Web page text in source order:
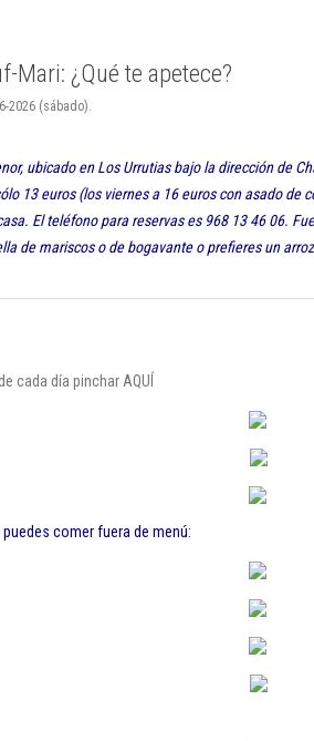
Mari: ¿Qué te apetece?
2026 (sábado).
ubicado en Los Urrutias bajo la dirección de
13 euros (los viernes a 16 euros con asado de
El teléfono para reservas es 968 13 46 06.
de mariscos o de bogavante o prefieres un
cada día pinchar AQUÍ
comer fuera de menú: